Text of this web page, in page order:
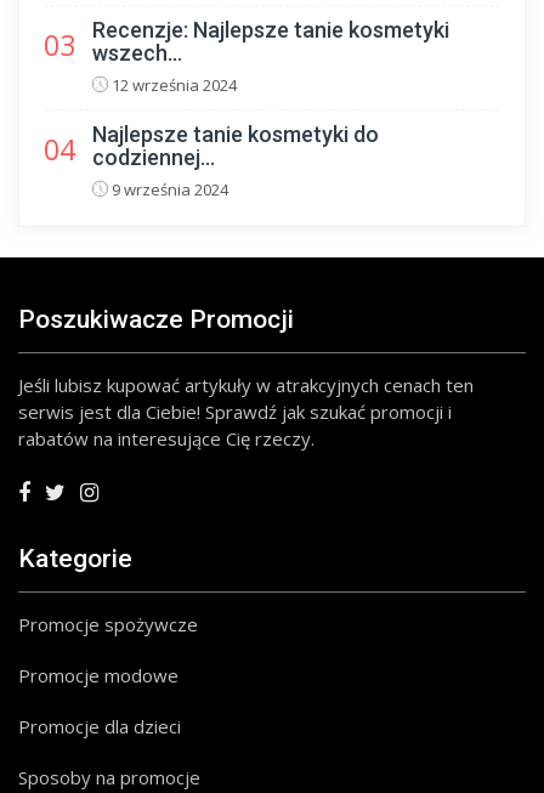
03
Recenzje: Najlepsze tanie kosmetyki
wszech...
12 września 2024
04
Najlepsze tanie kosmetyki do
codziennej...
9 września 2024
Poszukiwacze Promocji
Jeśli lubisz kupować artykuły w atrakcyjnych cenach ten
serwis jest dla Ciebie! Sprawdź jak szukać promocji i
rabatów na interesujące Cię rzeczy.
Kategorie
Promocje spożywcze
Promocje modowe
Promocje dla dzieci
Sposoby na promocje